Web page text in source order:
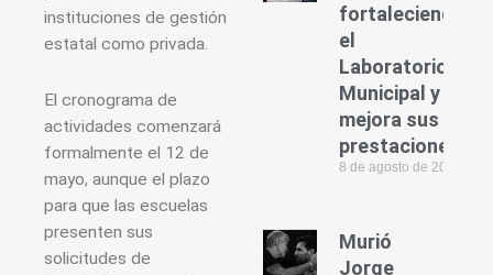
instituciones de gestión
estatal como privada.
El cronograma de
actividades comenzará
formalmente el 12 de
mayo, aunque el plazo
para que las escuelas
presenten sus
solicitudes de
fortaleciendo
el
Laboratorio
Municipal y
mejora sus
prestaciones
8 de agosto de 2026
Murió
Jorge